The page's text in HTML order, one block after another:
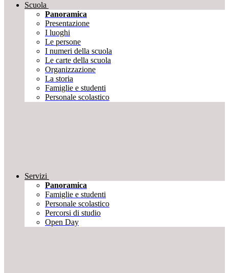
Scuola
Panoramica
Presentazione
I luoghi
Le persone
I numeri della scuola
Le carte della scuola
Organizzazione
La storia
Famiglie e studenti
Personale scolastico
Servizi
Panoramica
Famiglie e studenti
Personale scolastico
Percorsi di studio
Open Day